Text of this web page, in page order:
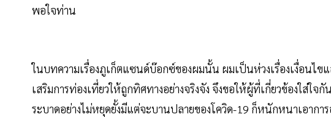
พอใจท่าน
ในบทความเรื่องภูเก็ตแซนด์บ๊อกซ์ของผมนั้น ผมเป็นห่วงเรื่องเงื่อนไข
เสริมการท่องเที่ยวให้ถูกทิศทางอย่างจริงจัง จึงขอให้ผู้ที่เกี่ยวข้องใส่ใ
ระบาดอย่างไม่หยุดยั้งมีแต่จะบานปลายของโควิด-19 ก็หนักหนาเอาก